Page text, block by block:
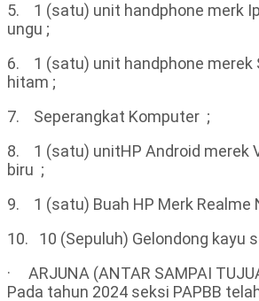
5. 1 (satu) unit handphone merk
ungu ;
6. 1 (satu) unit handphone merek
hitam ;
7. Seperangkat Komputer ;
8. 1 (satu) unitHP Android merek
biru ;
9. 1 (satu) Buah HP Merk Realme
10. 10 (Sepuluh) Gelondong kayu
· ARJUNA (ANTAR SAMPAI
Pada tahun 2024 seksi PAPBB